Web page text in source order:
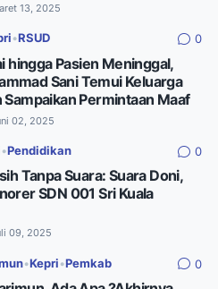
13, 2025
•RSUD 0
hingga Pasien Meninggal,
Sani Temui Keluarga
Sampaikan Permintaan Maaf
02, 2025
•Pendidikan 0
Tanpa Suara: Suara Doni,
SDN 001 Sri Kuala
09, 2025
•Kepri •Pemkab 0